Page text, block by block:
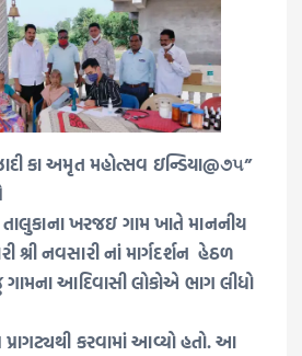
કા અમૃત મહોત્સવ ઇન્ડિયા@૭૫”
તાલુકાના ખરજઇ ગામ ખાતે માનનીય
શ્રી નવસારી નાં માર્ગદર્શન હેઠળ
આદિવાસી લોકોએ ભાગ લીધો
પ્રાગટ્યથી કરવામાં આવ્યો હતો. આ